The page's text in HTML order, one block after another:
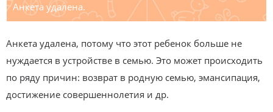
Анкета удалена.
Анкета удалена, потому что этот ребенок больше не
нуждается в устройстве в семью. Это может происходить
по ряду причин: возврат в родную семью, эмансипация,
достижение совершеннолетия и др.